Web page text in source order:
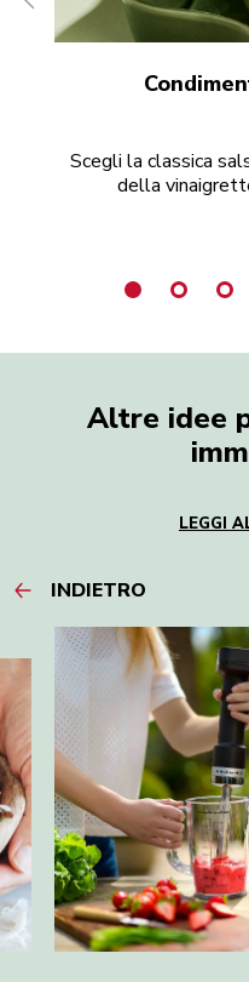
Scegli la classica
della
Altre idee
LEGGI
INDIETRO